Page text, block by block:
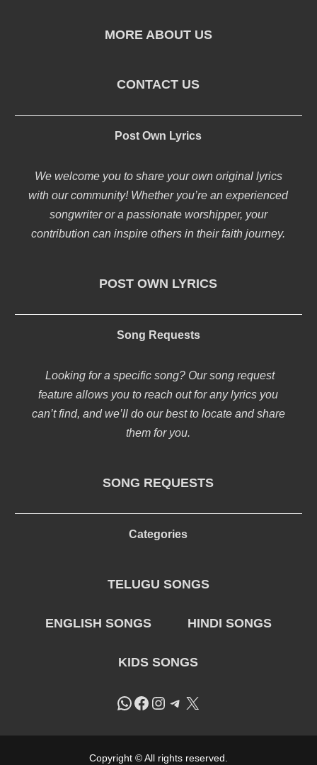
MORE ABOUT US
CONTACT US
Post Own Lyrics
We welcome you to share your own original lyrics
with our community! Whether you’re an experienced
songwriter or a passionate worshipper, your
contribution can inspire others in their faith journey.
POST OWN LYRICS
Song Requests
Looking for a specific song? Our song request
feature allows you to reach out for any lyrics you
can’t find, and we’ll do our best to locate and share
them for you.
SONG REQUESTS
Categories
TELUGU SONGS
ENGLISH SONGS HINDI SONGS
KIDS SONGS
WhatsApp
Facebook
Instagram
Telegram
X
Copyright © All rights reserved.